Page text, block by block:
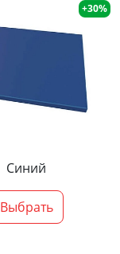
+30%
Синий
Выбрать